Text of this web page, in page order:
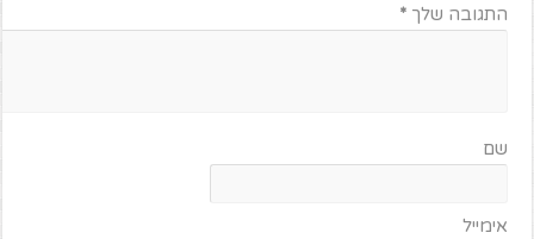
התגובה שלך*
שם
אימייל